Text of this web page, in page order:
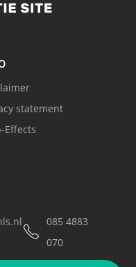
statement
Effects
085 4883
070